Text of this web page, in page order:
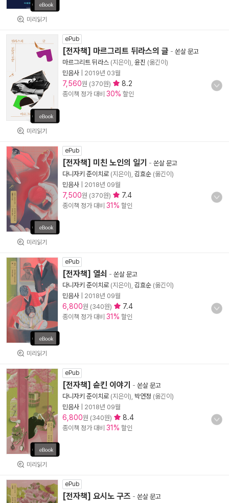
미리읽기
미리읽기
ePub
[전자책] 마르그리트 뒤라스의 글 - 쏜살 문고
마르그리트 뒤라스 (지은이), 윤진 (옮긴이)
민음사
2019년 03월
7,560원 (370원) 8.2
종이책 정가 대비 30% 할인
미리읽기
ePub
[전자책] 미친 노인의 일기 - 쏜살 문고
다니자키 준이치로 (지은이), 김효순 (옮긴이)
민음사
2018년 09월
7,500원 (370원) 7.4
종이책 정가 대비 31% 할인
미리읽기
ePub
[전자책] 열쇠 - 쏜살 문고
다니자키 준이치로 (지은이), 김효순 (옮긴이)
민음사
2018년 09월
6,800원 (340원) 7.4
종이책 정가 대비 31% 할인
미리읽기
ePub
[전자책] 슌킨 이야기 - 쏜살 문고
다니자키 준이치로 (지은이), 박연정 (옮긴이)
민음사
2018년 09월
6,800원 (340원) 8.4
종이책 정가 대비 31% 할인
ePub
[전자책] 요시노 구즈 - 쏜살 문고